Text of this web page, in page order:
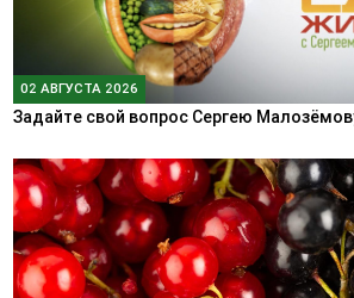
02 АВГУСТА 2026
Задайте свой вопрос Сергею